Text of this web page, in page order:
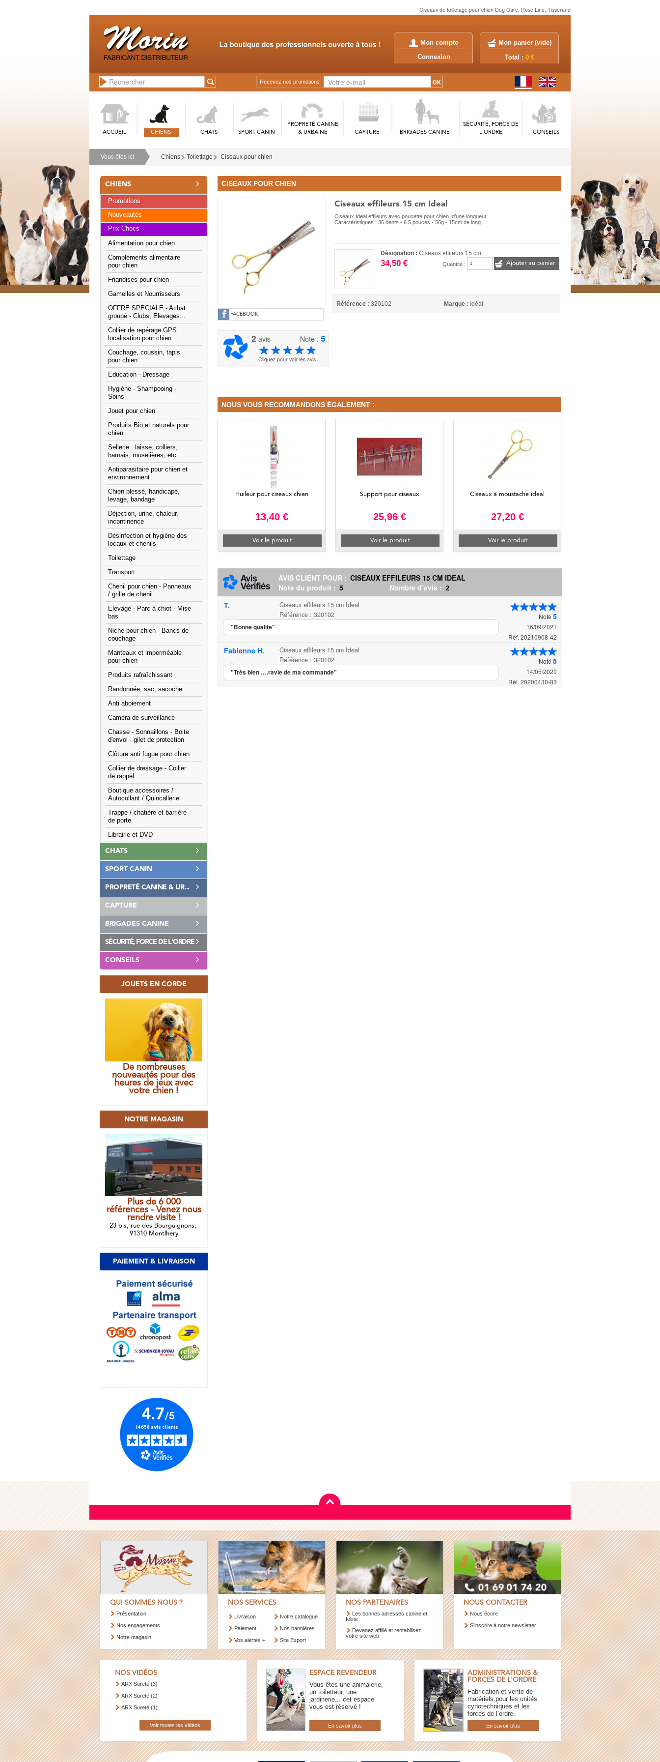
Ciseaux de toilletage pour chien Dog Care, Rose Line, Tisserand
Mon compte
Connexion
Mon panier (vide)
Total : 0 €
Recevez nos promotions
ACCUEIL CHIENS CHATS SPORT CANIN
PROPRETÉ CANINE
& URBAINE
CAPTURE BRIGADES CANINE
SÉCURITÉ, FORCE DE
L'ORDRE
CONSEILS
Vous êtes ici Chiens Toilettage Ciseaux pour chien
CHIENS
Promotions
Nouveautés
Prix Chocs
Alimentation pour chien
Compléments alimentaire
pour chien
Friandises pour chien
Gamelles et Nourrisseurs
OFFRE SPECIALE - Achat
groupé - Clubs, Elevages...
Collier de repérage GPS
localisation pour chien
Couchage, coussin, tapis
pour chien
Education - Dressage
Hygiène - Shampooing -
Soins
Jouet pour chien
Produits Bio et naturels pour
chien
Sellerie : laisse, colliers,
harnais, muselières, etc...
Antiparasitaire pour chien et
environnement
Chien blessé, handicapé,
levage, bandage
Déjection, urine, chaleur,
incontinence
Désinfection et hygiène des
locaux et chenils
Toilettage
Transport
Chenil pour chien - Panneaux
/ grille de chenil
Elevage - Parc à chiot - Mise
bas
Niche pour chien - Bancs de
couchage
Manteaux et imperméable
pour chien
Produits rafraîchissant
Randonnée, sac, sacoche
Anti aboiement
Caméra de surveillance
Chasse - Sonnaillons - Boite
d'envol - gilet de protection
Clôture anti fugue pour chien
Collier de dressage - Collier
de rappel
Boutique accessoires /
Autocollant / Quincallerie
Trappe / chatière et barrière
de porte
Librairie et DVD
CHATS
SPORT CANIN
PROPRETÉ CANINE & UR...
CAPTURE
BRIGADES CANINE
SÉCURITÉ, FORCE DE L'ORDRE
CONSEILS
JOUETS EN CORDE
De nombreuses
nouveautés pour des
heures de jeux avec
votre chien !
NOTRE MAGASIN
Plus de 6 000
références - Venez nous
rendre visite !
23 bis, rue des Bourguignons,
91310 Montlhéry
PAIEMENT & LIVRAISON
CISEAUX POUR CHIEN
FACEBOOK
2 avis Note :5
Cliquez pour voir les avis
Ciseaux effileurs 15 cm Ideal
Ciseaux Ideal effileurs avec poucette pour chien. d’une longueur.
Caractéristiques : 36 dents - 6.5 pouces - 56g - 15cm de long.
Désignation :Ciseaux effileurs 15 cm
34,50 € Quantité : Ajouter au panier
Référence : 320102 Marque : Idéal
NOUS VOUS RECOMMANDONS ÉGALEMENT :
Huileur pour ciseaux chien
13,40 €
Voir le produit
Support pour ciseaux
25,96 €
Voir le produit
Ciseaux à moustache ideal
27,20 €
Voir le produit
AVIS CLIENT POUR : CISEAUX EFFILEURS 15 CM IDEAL
Note du produit : 5 Nombre d’avis : 2
Noté 5
16/09/2021
Réf. 20210908-42
T.
Ciseaux effileurs 15 cm Ideal
Référence : 320102
"Bonne qualite"
Noté 5
14/05/2020
Réf. 20200430-83
Fabienne H.
Ciseaux effileurs 15 cm Ideal
Référence : 320102
"Très bien ….ravie de ma commande"
QUI SOMMES NOUS ?
Présentation
Nos engagements
Notre magasin
NOS SERVICES
Livraison
Paiement
Vos alertes +
Notre catalogue
Nos bannières
Site Export
NOS PARTENAIRES
Les bonnes adresses canine et
féline
Devenez affilié et rentabilisez
votre site web
NOUS CONTACTER
Nous écrire
S’inscrire à notre newsletter
NOS VIDÉOS
ARX Sureté (3)
ARX Sureté (2)
ARX Sureté (1)
Voir toutes les vidéos
ESPACE REVENDEUR
Vous êtes une animalerie,
un toiletteur, une
jardinerie... cet espace
vous est réservé !
En savoir plus
ADMINISTRATIONS &
FORCES DE L'ORDRE
Fabrication et vente de
matériels pour les unités
cynotechniques et les
forces de l’ordre.
En savoir plus